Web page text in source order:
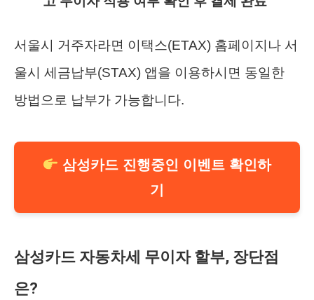
서울시 거주자라면 이택스(ETAX) 홈페이지나 서
울시 세금납부(STAX) 앱을 이용하시면 동일한
방법으로 납부가 가능합니다.
삼성카드 진행중인 이벤트 확인하
기
삼성카드 자동차세 무이자 할부, 장단점
은?